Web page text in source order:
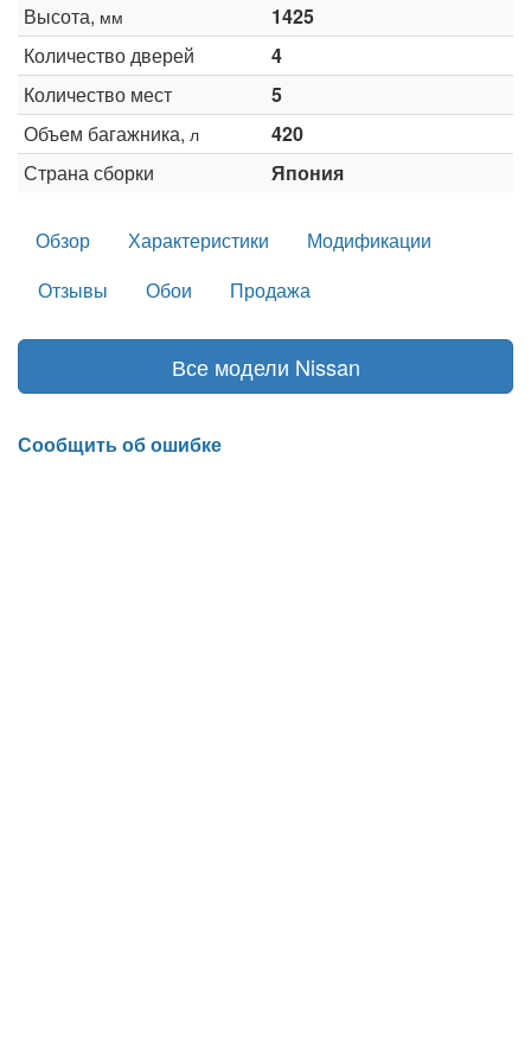
Высота, мм
1425
Количество дверей
4
Количество мест
5
Объем багажника, л
420
Страна сборки
Япония
Обзор Характеристики
Модификации
Отзывы
Обои Продажа
Все модели Nissan
Сообщить об ошибке